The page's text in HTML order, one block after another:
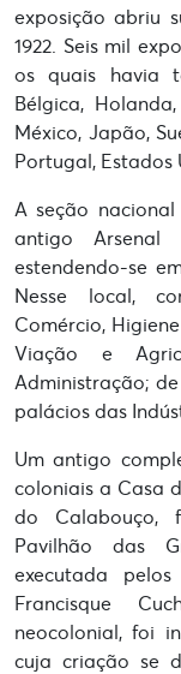
exposição abriu
1922. Seis mil
os quais havia
Bélgica,
México, Japão,
Portugal, Estados
A seção
antigo
estendendo-se
Nesse local,
Comércio,
Viação e
Administração;
palácios das
Um antigo
coloniais a Casa
do Calabouço,
Pavilhão das
executada
Francisque
neocolonial, foi
cuja criação se